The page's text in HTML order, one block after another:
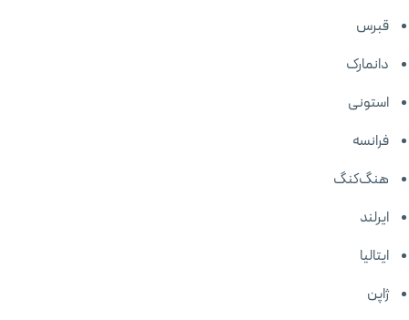
قبرس
دانمارک
استونی
فرانسه
هنگ‌کنگ
ایرلند
ایتالیا
ژاپن